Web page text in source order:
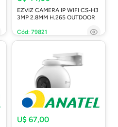
EZVIZ CAMERA IP WIFI CS-H3
3MP 2.8MM H.265 OUTDOOR
Cód: 79821
U$ 67,00